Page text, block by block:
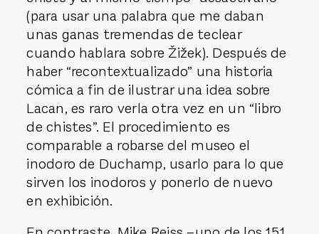
(para usar una palabra que me daban
unas ganas tremendas de teclear
cuando hablara sobre Žižek). Después de
haber “recontextualizado” una historia
cómica a fin de ilustrar una idea sobre
Lacan, es raro verla otra vez en un “libro
de chistes”. El procedimiento es
comparable a robarse del museo el
inodoro de Duchamp, usarlo para lo que
sirven los inodoros y ponerlo de nuevo
en exhibición.